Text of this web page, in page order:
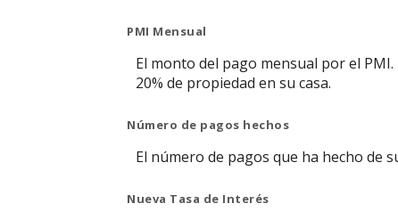
PMI Mensual
El monto del pago mensual por el
20% de propiedad en su casa.
Número de pagos hechos
El número de pagos que ha hecho de
Nueva Tasa de Interés